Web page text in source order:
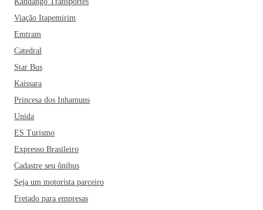
Viação Itapemirim
Emtram
Catedral
Star Bus
Kaissara
Princesa dos Inhamuns
Unida
ES Turismo
Expresso Brasileiro
Cadastre seu ônibus
Seja um motorista parceiro
Fretado para empresas